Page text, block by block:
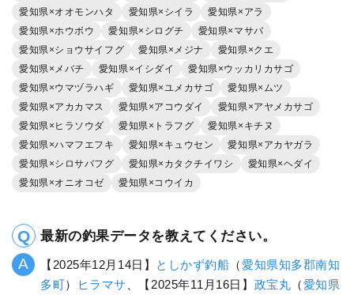
愛知県×オオモンハタ
愛知県×シイラ
愛知県×アラ
愛知県×ホウボウ
愛知県×シログチ
愛知県×マサバ
愛知県×ショウサイフグ
愛知県×メジナ
愛知県×クエ
愛知県×メバチ
愛知県×イシダイ
愛知県×ウッカリカサゴ
愛知県×ウマヅラハギ
愛知県×ユメカサゴ
愛知県×ムツ
愛知県×アカカマス
愛知県×アコウダイ
愛知県×アヤメカサゴ
愛知県×ヒラソウダ
愛知県×トラフグ
愛知県×キチヌ
愛知県×ハマフエフキ
愛知県×キュウセン
愛知県×アカヤガラ
愛知県×シロサバフグ
愛知県×カタクチイワシ
愛知県×ヘダイ
愛知県×オニオコゼ
愛知県×コウイカ
最新の釣果データを教えてください。
【2025年12月14日】 としかず釣船 （愛知県知多郡南知
多町） ヒラマサ 、【2025年11月16日】 政宝丸 （愛知県